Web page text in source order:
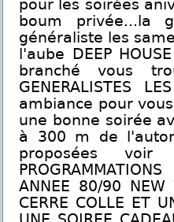
pour les soirées
boum privée...la
généraliste les
l'aube DEEP
branché vous
GENERALISTES
ambiance pour
une bonne soirée
à 300 m de
proposées voir
ANNEE 80/90 NEW
CERRE COLLE ET